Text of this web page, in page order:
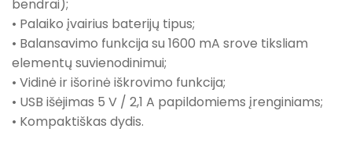
bendrai);
• Palaiko įvairius baterijų tipus;
• Balansavimo funkcija su 1600 mA srove tiksliam
elementų suvienodinimui;
• Vidinė ir išorinė iškrovimo funkcija;
• USB išėjimas 5 V / 2,1 A papildomiems įrenginiams;
• Kompaktiškas dydis.